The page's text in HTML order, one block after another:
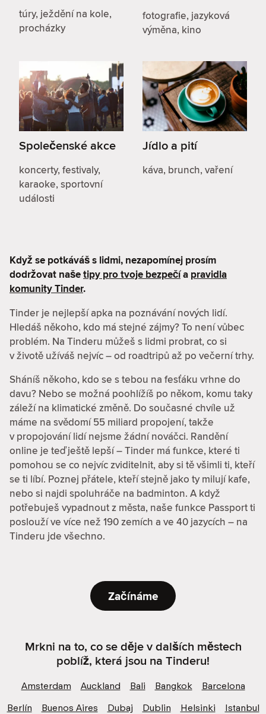
túry, ježdění na kole,
procházky
fotografie, jazyková
výměna, kino
Společenské akce
koncerty, festivaly,
karaoke, sportovní
události
Jídlo a pití
káva, brunch, vaření
Když se potkáváš s lidmi, nezapomínej prosím
dodržovat našetipy pro tvoje bezpečía pravidla
komunity Tinder.
Tinder je nejlepší apka na poznávání nových lidí.
Hledáš někoho, kdo má stejné zájmy? To není vůbec
problém. Na Tinderu můžeš s lidmi probrat, co si
v životě užíváš nejvíc – od roadtripů až po večerní trhy.
Sháníš někoho, kdo se s tebou na fesťáku vrhne do
davu? Nebo se možná poohlížíš po někom, komu taky
záleží na klimatické změně. Do současné chvíle už
máme na svědomí 55 miliard propojení, takže
v propojování lidí nejsme žádní nováčci. Randění
online je teď ještě lepší – Tinder má funkce, které ti
pomohou se co nejvíc zviditelnit, aby si tě všimli ti, kteří
se ti líbí. Poznej přátele, kteří stejně jako ty milují kafe,
nebo si najdi spoluhráče na badminton. A když
potřebuješ vypadnout z města, naše funkce Passport ti
poslouží ve více než 190 zemích a ve 40 jazycích – na
Tinderu jde všechno.
Začínáme
Mrkni na to, co se děje v dalších městech
poblíž, která jsou na Tinderu!
Amsterdam Auckland Bali Bangkok
Barcelona
Berlín
Buenos Aires Dubaj Dublin Helsinki
Istanbul